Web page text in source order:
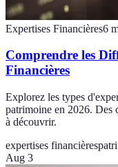
Expertises Financières6
Comprendre les
Financières
Explorez les types
patrimoine en 2026. Des
à découvrir.
expertises financières
Aug 3